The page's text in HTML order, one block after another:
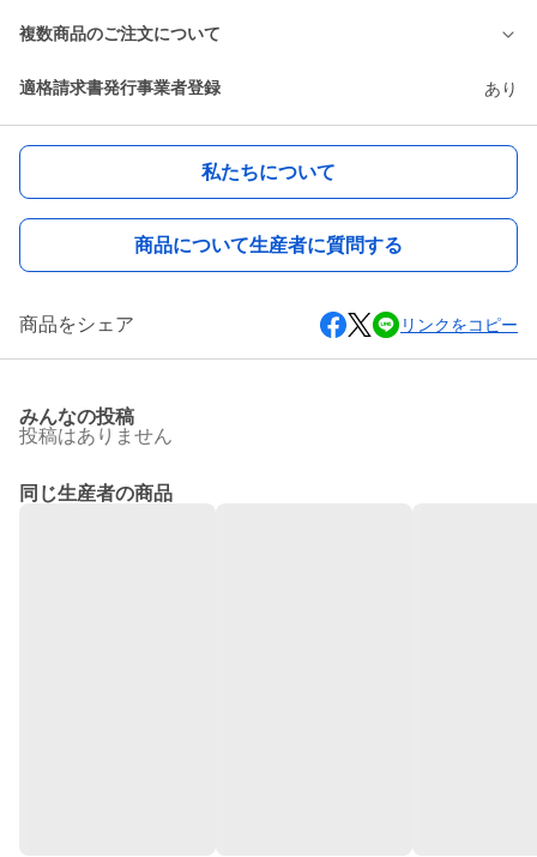
複数商品のご注文について
適格請求書発行事業者登録 あり
私たちについて
商品について生産者に質問する
商品をシェア リンクをコピー
みんなの投稿
投稿はありません
同じ生産者の商品